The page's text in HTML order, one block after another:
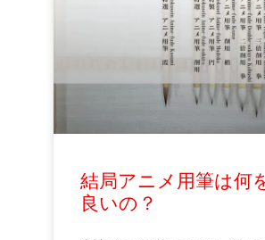
結局アニメ用筆は何
良いの？